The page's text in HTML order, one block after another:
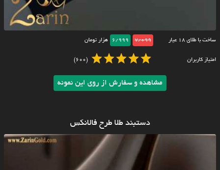
ساخت با طلای ۱۸ عیار 7/099
6/999 هزار تومان
امتیاز کاربران (600)
مشاهده و سفارش از روی این نمونه
دستبند طلا طرح فالانکس